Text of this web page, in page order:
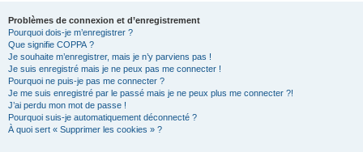
Problèmes de connexion et d’enregistrement
Pourquoi dois-je m’enregistrer ?
Que signifie COPPA ?
Je souhaite m’enregistrer, mais je n’y parviens pas !
Je suis enregistré mais je ne peux pas me connecter !
Pourquoi ne puis-je pas me connecter ?
Je me suis enregistré par le passé mais je ne peux plus me connecter ?!
J’ai perdu mon mot de passe !
Pourquoi suis-je automatiquement déconnecté ?
À quoi sert « Supprimer les cookies » ?